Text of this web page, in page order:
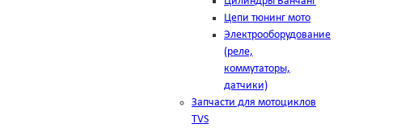
Цепи тюнинг мото
Электрооборудование
(реле,
коммутаторы,
датчики)
Запчасти для мотоциклов
TVS